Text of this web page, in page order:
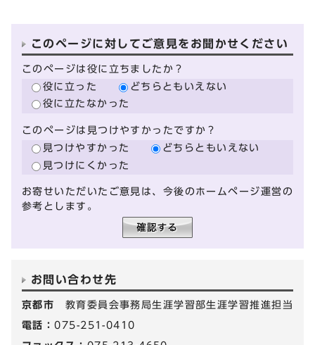
このページに対してご意見をお聞かせください
このページは役に立ちましたか？
役に立った
どちらともいえない
役に立たなかった
このページは見つけやすかったですか？
見つけやすかった
どちらともいえない
見つけにくかった
お寄せいただいたご意見は、今後のホームページ運営の
参考とします。
お問い合わせ先
京都市 教育委員会事務局生涯学習部生涯学習推進担当
電話：075-251-0410